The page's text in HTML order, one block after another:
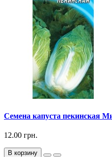
Семена капуста пекинская
12.00 грн.
В корзину